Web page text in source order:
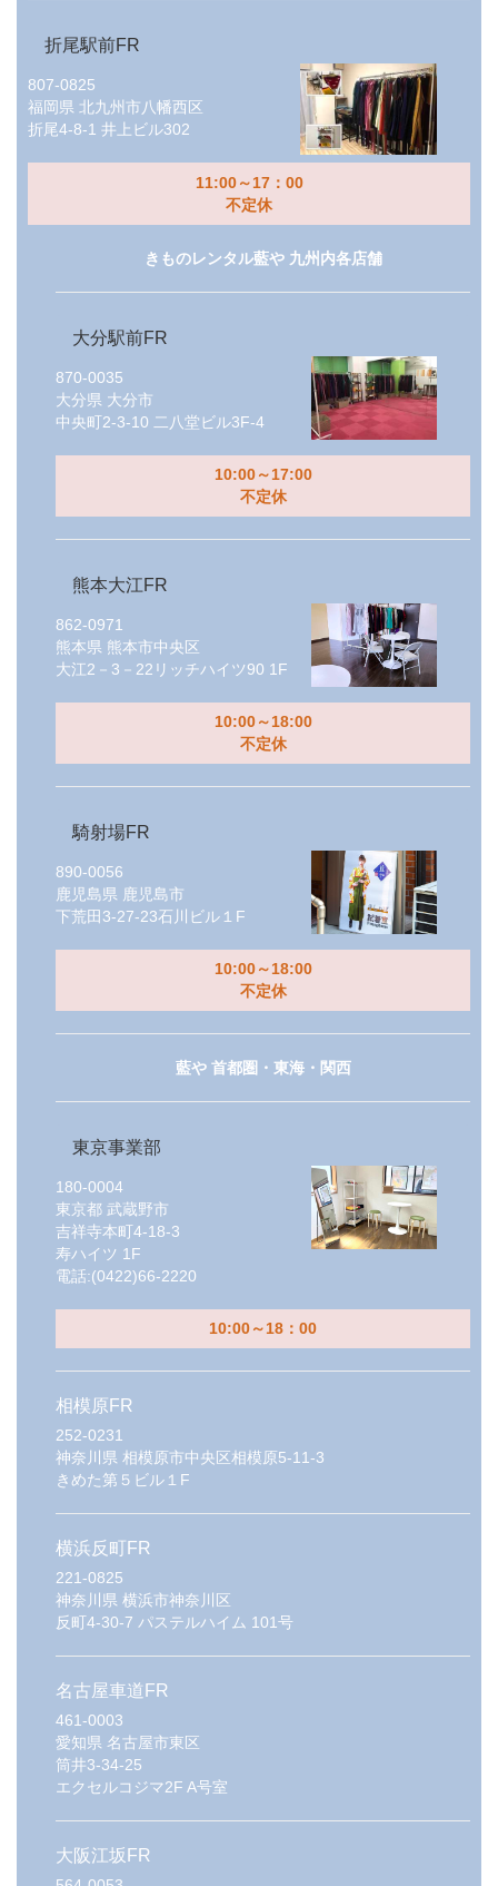
折尾駅前FR
807-0825
福岡県 北九州市八幡西区
折尾4-8-1 井上ビル302
11:00～17：00
不定休
きものレンタル藍や 九州内各店舗
大分駅前FR
870-0035
大分県 大分市
中央町2-3-10 二八堂ビル3F-4
10:00～17:00
不定休
熊本大江FR
862-0971
熊本県 熊本市中央区
大江2－3－22リッチハイツ90 1F
10:00～18:00
不定休
騎射場FR
890-0056
鹿児島県 鹿児島市
下荒田3-27-23石川ビル１F
10:00～18:00
不定休
藍や 首都圏・東海・関西
東京事業部
180-0004
東京都 武蔵野市
吉祥寺本町4-18-3
寿ハイツ 1F
電話:(0422)66-2220
10:00～18：00
相模原FR
252-0231
神奈川県 相模原市中央区相模原5-11-3
きめた第５ビル１F
横浜反町FR
221-0825
神奈川県 横浜市神奈川区
反町4-30-7 パステルハイム 101号
名古屋車道FR
461-0003
愛知県 名古屋市東区
筒井3-34-25
エクセルコジマ2F A号室
大阪江坂FR